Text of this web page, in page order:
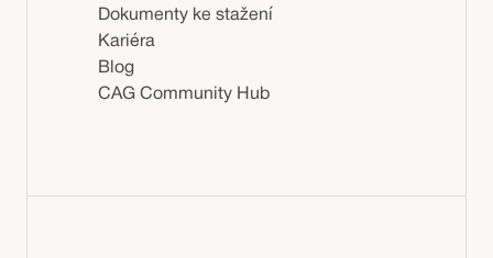
Dokumenty ke stažení
Kariéra
Blog
CAG Community Hub